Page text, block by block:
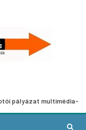
multimédia-